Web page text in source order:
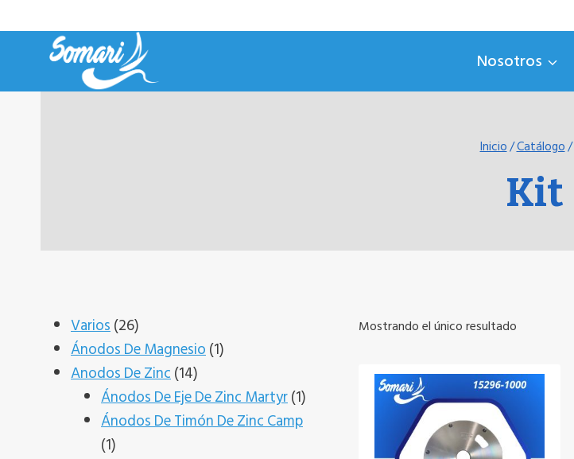
al
contenido
Nosotros
Inicio/Catálogo/
Kit
Mostrando el único resultado
Varios 2626
productos
Ánodos De Magnesio 11
Anodos De Zinc 1414
productos
Ánodos De Eje De Zinc Martyr 11
producto
Ánodos De Timón De Zinc Camp
11